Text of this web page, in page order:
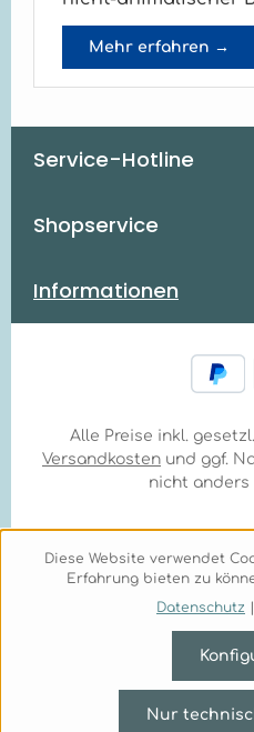
Mehr erfahren →
Service-Hotline
Shopservice
Informationen
Alle Preise inkl.
Versandkosten und ggf.
nicht anders
Diese Website verwendet
Erfahrung bieten zu
Datenschutz
Nur